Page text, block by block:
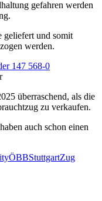
gefahren werden
und somit
werden.
überraschend, als die
zu verkaufen.
auch schon einen
ÖBBStuttgartZug